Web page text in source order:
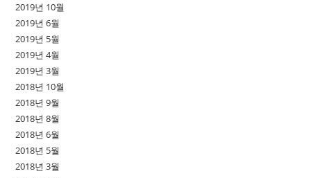
2019년 10월
2019년 6월
2019년 5월
2019년 4월
2019년 3월
2018년 10월
2018년 9월
2018년 8월
2018년 6월
2018년 5월
2018년 3월